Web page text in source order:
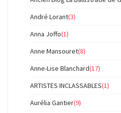
André Lorant(3)
Anna Joffo(1)
Anne Mansouret(8)
Anne-Lise Blanchard(17)
ARTISTES INCLASSABLES(1)
Aurélia Gantier(9)